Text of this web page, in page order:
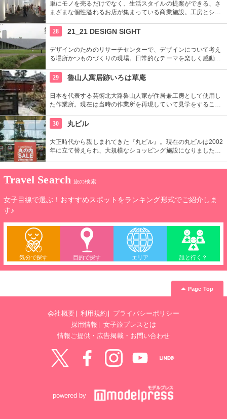
単にモノを売るだけでなく、生活スタイルの提案ができる、さ
まざまな個性溢れるお店が集まっている商業施設。工房とショ
ワークショップもあり。
28 21_21 DESIGN SIGHT
デザインのためのリサーチセンターで、デザインについて考え
る場所かつものづくりの現場。日常的なテーマを楽しく感動的
29
魯山人寓居跡いろは草庵
日本を代表する芸術北大路魯山人家が住居兼工房として使用し
た作業所。現在は当時の作業所を再現していて見学をすること
ます。
30 丸ビル
大正時代から親しまれてきた『丸ビル』。現在の丸ビルは2002
年に立て替えられ、大規模なショッピング施設になりました。
ストランまで、丸の内の名にふさわしい逸品がそろっていま
Travel Search 旅の検索
女子目線で選ぶ！おすすめスポットをランキング形式でご紹介しま
す♪
気分で探す 目的で探す エリア 誰と行く？
Page Top
会社概要 利用規約
プライバシーポリシー
採用情報
女子旅プレスとは
情報ご提供・広告掲載・お問い合わせ
powered by